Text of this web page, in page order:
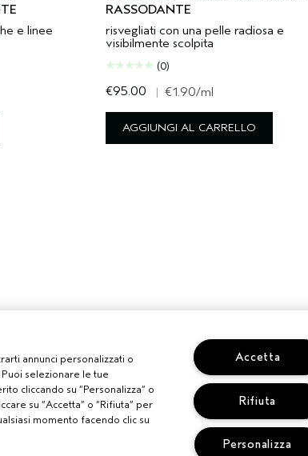
e linee
RASSODANTE
risvegliati con una pelle radiosa e
visibilmente scolpita
(0)
€95.00 | €1.90/ml
AGGIUNGI AL CARRELLO
annunci personalizzati o
selezionare le tue
cliccando su “Personalizza” o
su “Accetta” o “Rifiuta” per
momento facendo clic su
Accetta
Rifiuta
Personalizza